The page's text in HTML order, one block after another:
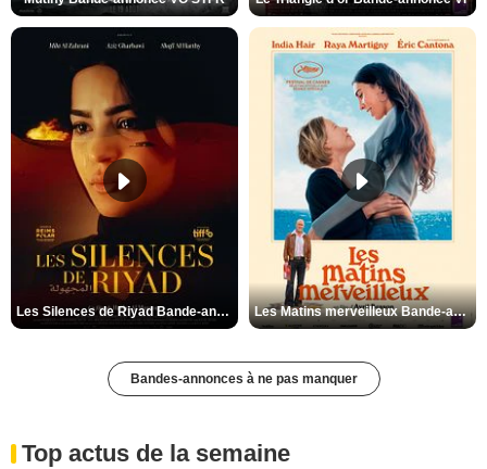
Les Silences de Riyad Bande-annonce VO STFR Les Matins merveilleux Bande-annonce VF
Bandes-annonces à ne pas manquer
Top actus de la semaine